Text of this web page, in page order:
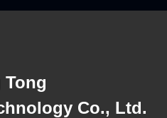
Co., Ltd.